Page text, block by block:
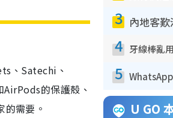
、Satechi、
的保護殼、
需要。
3
4
5
U GO